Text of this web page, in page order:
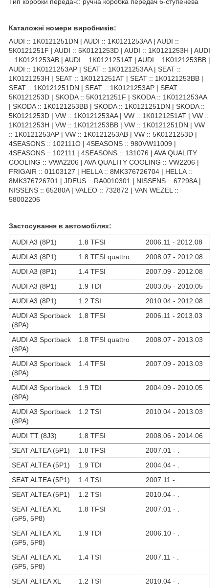
Каталожні номери виробників:
AUDI :: 1K0121251DN | AUDI :: 1K0121253AA | AUDI ::
5K0121251F | AUDI :: 5K0121253D | AUDI :: 1K0121253H | AUDI
:: 1K0121253AB | AUDI :: 1K0121251AT | AUDI :: 1K0121253BB |
AUDI :: 1K0121253AP | SEAT :: 1K0121253AA | SEAT ::
1K0121253H | SEAT :: 1K0121251AT | SEAT :: 1K0121253BB |
SEAT :: 1K0121251DN | SEAT :: 1K0121253AP | SEAT ::
5K0121253D | SKODA :: 5K0121251F | SKODA :: 1K0121253AA
| SKODA :: 1K0121253BB | SKODA :: 1K0121251DN | SKODA ::
5K0121253D | VW :: 1K0121253AA | VW :: 1K0121251AT | VW ::
1K0121253H | VW :: 1K0121253BB | VW :: 1K0121251DN | VW
:: 1K0121253AP | VW :: 1K0121253AB | VW :: 5K0121253D |
4SEASONS :: 102111O | 4SEASONS :: 980VW11009 |
4SEASONS :: 102111 | 4SEASONS :: 131076 | AVA QUALITY
COOLING :: VWA2206 | AVA QUALITY COOLING :: VW2206 |
FRIGAIR :: 01103127 | HELLA :: 8MK376726704 | HELLA ::
8MK376726701 | JDEUS :: RA0010301 | NISSENS :: 67298A |
NISSENS :: 65280A | VALEO :: 732872 | VAN WEZEL ::
58002206
Застосування в автомобілях:
AUDI A3 (8P1) 1.8 TFSI
2006.11 - 2012.08
AUDI A3 (8P1)
1.8 TFSI quattro
2008.07 - 2012.08
AUDI A3 (8P1)
1.4 TFSI
2007.09 - 2012.08
AUDI A3 (8P1)
1.9 TDI
2003.05 - 2010.05
AUDI A3 (8P1)
1.2 TSI
2010.04 - 2012.08
AUDI A3 Sportback
(8PA)
1.8 TFSI 2006.11 - 2013.03
AUDI A3 Sportback
(8PA)
1.8 TFSI quattro 2008.07 - 2013.03
AUDI A3 Sportback
(8PA)
1.4 TFSI 2007.09 - 2013.03
AUDI A3 Sportback
(8PA)
1.9 TDI 2004.09 - 2010.05
AUDI A3 Sportback
(8PA)
1.2 TSI 2010.04 - 2013.03
AUDI TT (8J3) 1.8 TFSI
2008.06 - 2014.06
SEAT ALTEA (5P1)
1.8 TFSI
2007.01 - .
SEAT ALTEA (5P1)
1.9 TDI
2004.04 - .
SEAT ALTEA (5P1)
1.4 TSI
2007.11 - .
SEAT ALTEA (5P1)
1.2 TSI
2010.04 - .
SEAT ALTEA XL
(5P5, 5P8)
1.8 TFSI 2007.01 - .
SEAT ALTEA XL
(5P5, 5P8)
1.9 TDI 2006.10 - .
SEAT ALTEA XL
(5P5, 5P8)
1.4 TSI 2007.11 - .
SEAT ALTEA XL
1.2 TSI 2010.04 - .